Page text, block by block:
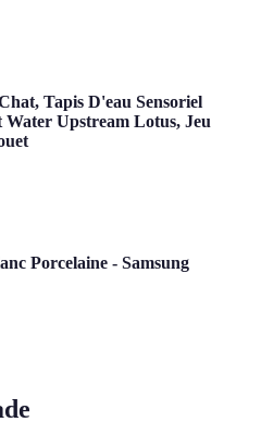
Tapis D'eau Sensoriel
Water Upstream Lotus, Jeu
Porcelaine - Samsung